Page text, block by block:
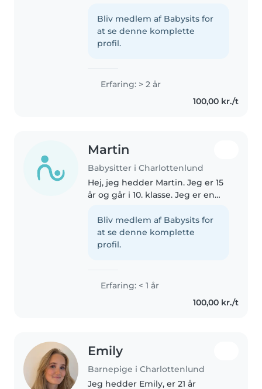
passet efter skole. Jeg har også
små fætre og kusiner jeg
engang imellem passer. Jeg..
Bliv medlem af Babysits for
at se denne komplette
profil.
Erfaring: > 2 år
100,00 kr./t
Martin
Babysitter i Charlottenlund
Hej, jeg hedder Martin. Jeg er 15
år og går i 10. klasse. Jeg er en
elsker at bruge tid sammen med
børn. Jeg har tidligere været i
praktik i en børnehave,..
Bliv medlem af Babysits for
at se denne komplette
profil.
Erfaring: < 1 år
100,00 kr./t
Emily
Barnepige i Charlottenlund
Jeg hedder Emily, er 21 år